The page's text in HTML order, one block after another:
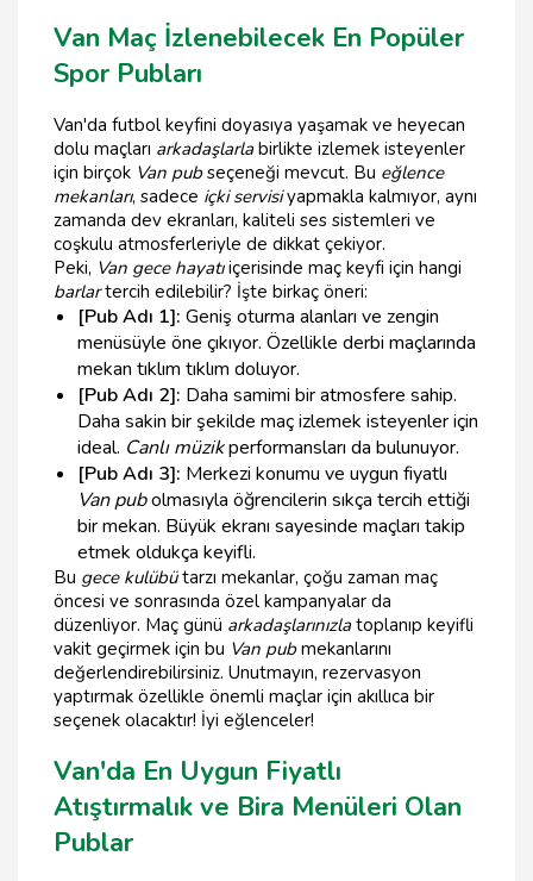
Van Maç İzlenebilecek En Popüler
Spor Pubları
Van'da futbol keyfini doyasıya yaşamak ve heyecan
dolu maçları arkadaşlarlabirlikte izlemek isteyenler
için birçok Van pubseçeneği mevcut. Bu eğlence
mekanları, sadece içki servisiyapmakla kalmıyor, aynı
zamanda dev ekranları, kaliteli ses sistemleri ve
coşkulu atmosferleriyle de dikkat çekiyor.
Peki, Van gece hayatıiçerisinde maç keyfi için hangi
barlartercih edilebilir? İşte birkaç öneri:
[Pub Adı 1]: Geniş oturma alanları ve zengin
menüsüyle öne çıkıyor. Özellikle derbi maçlarında
mekan tıklım tıklım doluyor.
[Pub Adı 2]: Daha samimi bir atmosfere sahip.
Daha sakin bir şekilde maç izlemek isteyenler için
ideal. Canlı müzikperformansları da bulunuyor.
[Pub Adı 3]: Merkezi konumu ve uygun fiyatlı
Van pubolmasıyla öğrencilerin sıkça tercih ettiği
bir mekan. Büyük ekranı sayesinde maçları takip
etmek oldukça keyifli.
Bu gece kulübütarzı mekanlar, çoğu zaman maç
öncesi ve sonrasında özel kampanyalar da
düzenliyor. Maç günü arkadaşlarınızlatoplanıp keyifli
vakit geçirmek için bu Van pubmekanlarını
değerlendirebilirsiniz. Unutmayın, rezervasyon
yaptırmak özellikle önemli maçlar için akıllıca bir
seçenek olacaktır! İyi eğlenceler!
Van'da En Uygun Fiyatlı
Atıştırmalık ve Bira Menüleri Olan
Publar